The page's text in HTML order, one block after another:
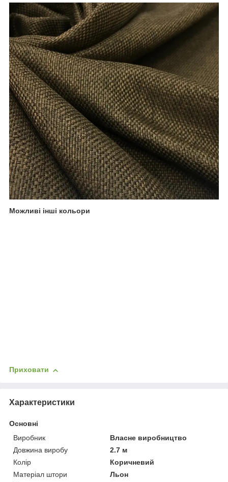
Можливі інші кольори
Приховати
Характеристики
Основні
Виробник
Власне виробництво
Довжина виробу
2.7 м
Колір
Коричневий
Матеріал штори
Льон